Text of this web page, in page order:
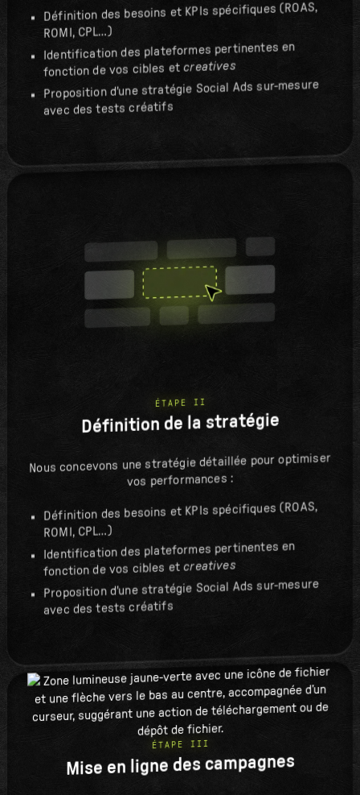
Définition des besoins et KPIs spécifiques (ROAS,
ROMI, CPL…)
Identification des plateformes pertinentes en
fonction de vos cibles etcreatives
Proposition d'une stratégie Social Ads sur-mesure
avec des tests créatifs
ÉTAPE II
Définition de la stratégie
Nous concevons une stratégie détaillée pour optimiser
vos performances :
Définition des besoins et KPIs spécifiques (ROAS,
ROMI, CPL…)
Identification des plateformes pertinentes en
fonction de vos cibles etcreatives
Proposition d'une stratégie Social Ads sur-mesure
avec des tests créatifs
ÉTAPE III
Mise en ligne des campagnes